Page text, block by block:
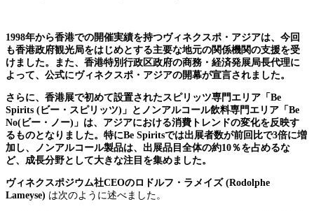
1998年から香港での開催実績を持つヴィネクスポ・アジアは、今回
も香港政府観光局をはじめとする主要な地元の関係機関の支援を受
けました。また、香港特別行政区政府の商務・経済発展局長代理に
よって、公式にヴィネクスポ・アジアの開幕が宣言されました。
さらに、香港展で初めて設置されたスピリッツ専門エリア「Be
Spirits (ビー・スピリッツ)」とノンアルコール飲料専門エリア「Be
No(ビー・ノー)」は、アジアにおける消費トレンドの変化を反映す
るものとなりました。特にBe Spiritsでは出展者数が前回比で3倍に増
加し、ノンアルコール製品は、出展品目全体の約10％を占めるな
ど、成長分野として大きな注目を集めました。
ヴィネクスポジウム社CEOのロドルフ・ラメイズ (Rodolphe
Lameyse) は次のように述べました。